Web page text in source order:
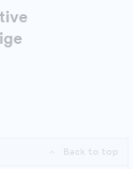
Back to top